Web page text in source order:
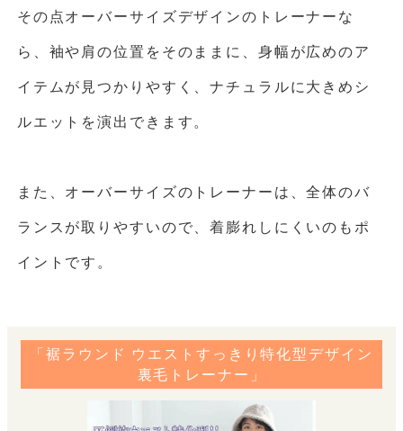
その点オーバーサイズデザインのトレーナーな
ら、袖や肩の位置をそのままに、身幅が広めのア
イテムが見つかりやすく、ナチュラルに大きめシ
ルエットを演出できます。
また、オーバーサイズのトレーナーは、全体のバ
ランスが取りやすいので、着膨れしにくいのもポ
イントです。
「裾ラウンド ウエストすっきり特化型デザイン
裏毛トレーナー」